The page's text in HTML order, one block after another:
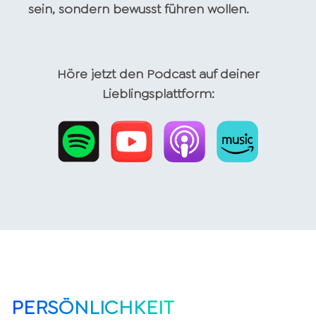
sein, sondern bewusst führen wollen.
Höre jetzt den Podcast auf deiner
Lieblingsplattform:
PERSÖNLICHKEIT